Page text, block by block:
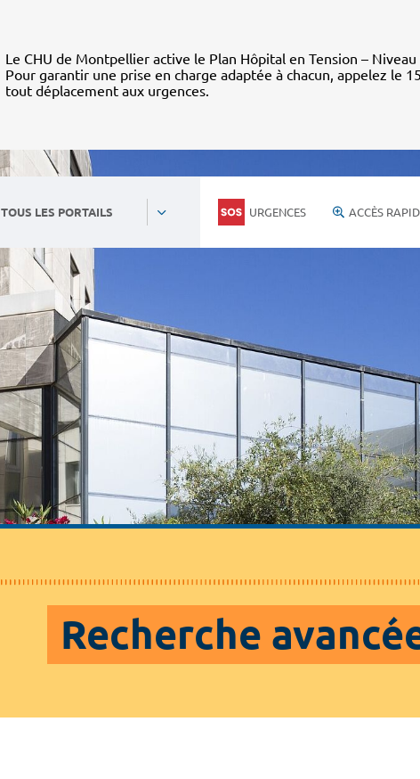
Le CHU de Montpellier active le Plan Hôpital en Tension – Niveau
Pour garantir une prise en charge adaptée à chacun, appelez le
tout déplacement aux urgences.
TOUS LES PORTAILS URGENCES ACCÈS
Recherche